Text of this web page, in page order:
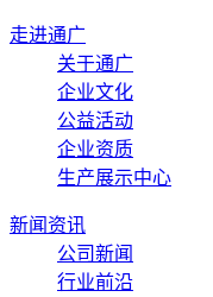
走进通广
关于通广
企业文化
公益活动
企业资质
生产展示中心
新闻资讯
公司新闻
行业前沿